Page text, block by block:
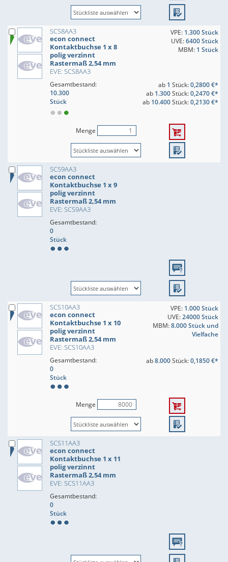
SCS8AA3
econ connect
Kontaktbuchse 1 x 8
polig verzinnt
Rastermaß 2,54 mm
EVE: SCS8AA3
VPE: 1.300 Stück
UVE:6400 Stück
MBM: 1 Stück
Gesamtbestand:
10.300
Stück
ab 1 Stück:0,2800 €*
ab 1.300Stück:0,2470 €*
ab 10.400Stück:0,2130 €*
Menge
SCS9AA3
econ connect
Kontaktbuchse 1 x 9
polig verzinnt
Rastermaß 2,54 mm
EVE: SCS9AA3
Gesamtbestand:
0
Stück
SCS10AA3
econ connect
Kontaktbuchse 1 x 10
polig verzinnt
Rastermaß 2,54 mm
EVE: SCS10AA3
VPE: 1.000 Stück
UVE:24000 Stück
MBM:8.000 Stück und
Vielfache
Gesamtbestand:
0
Stück
ab8.000Stück:0,1850 €*
Menge
SCS11AA3
econ connect
Kontaktbuchse 1 x 11
polig verzinnt
Rastermaß 2,54 mm
EVE: SCS11AA3
Gesamtbestand:
0
Stück